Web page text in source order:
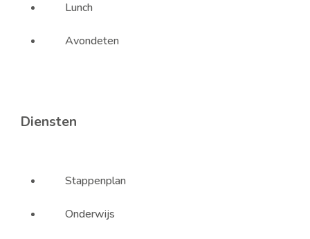
Lunch
Avondeten
Diensten
Stappenplan
Onderwijs